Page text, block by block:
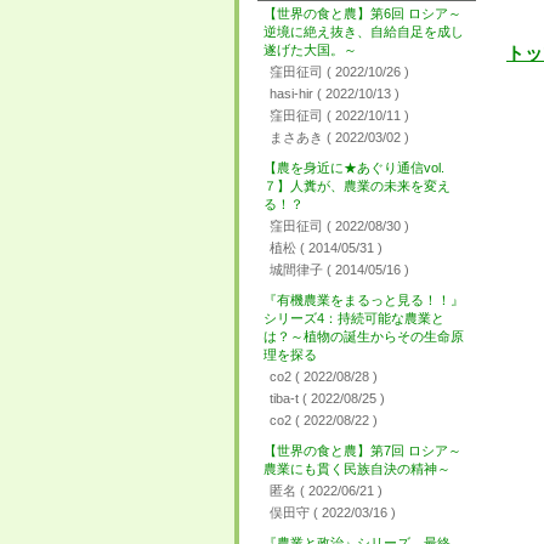
【世界の食と農】第6回 ロシア～
逆境に絶え抜き、自給自足を成し
遂げた大国。～
窪田征司 ( 2022/10/26 )
hasi-hir ( 2022/10/13 )
窪田征司 ( 2022/10/11 )
まさあき ( 2022/03/02 )
【農を身近に★あぐり通信vol.
７】人糞が、農業の未来を変え
る！？
窪田征司 ( 2022/08/30 )
植松 ( 2014/05/31 )
城間律子 ( 2014/05/16 )
『有機農業をまるっと見る！！』
シリーズ4：持続可能な農業と
は？～植物の誕生からその生命原
理を探る
co2 ( 2022/08/28 )
tiba-t ( 2022/08/25 )
co2 ( 2022/08/22 )
【世界の食と農】第7回 ロシア～
農業にも貫く民族自決の精神～
匿名 ( 2022/06/21 )
俣田守 ( 2022/03/16 )
ト